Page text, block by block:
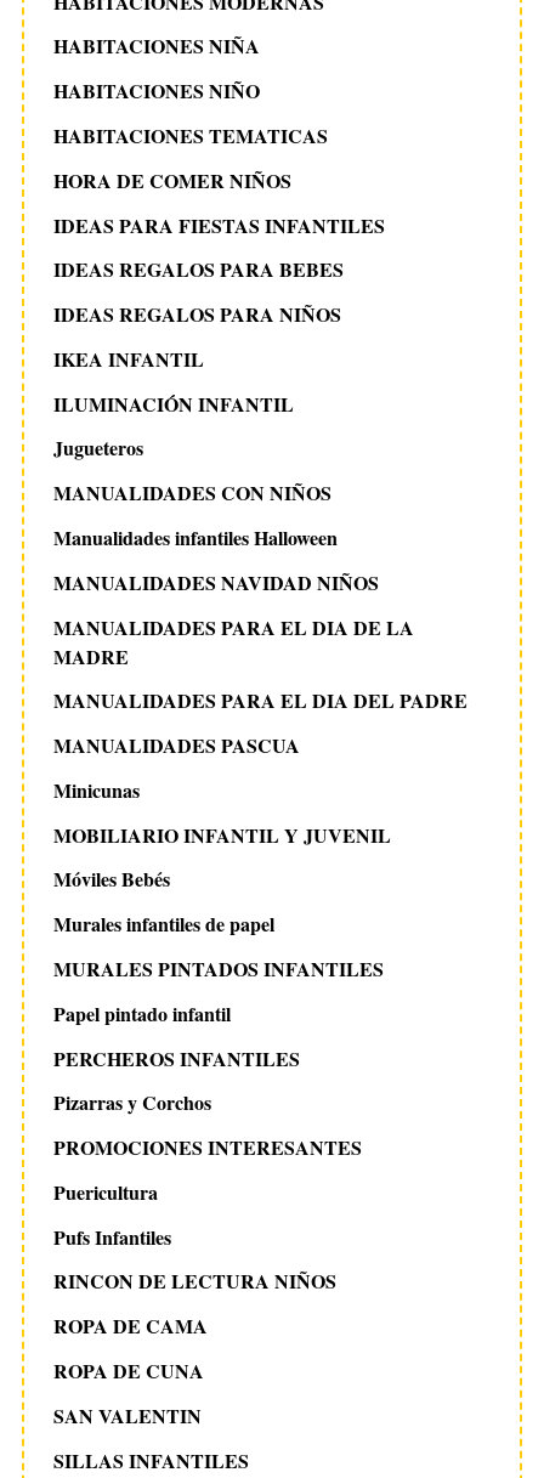
HABITACIONES NIÑA
HABITACIONES NIÑO
HABITACIONES TEMATICAS
HORA DE COMER NIÑOS
IDEAS PARA FIESTAS INFANTILES
IDEAS REGALOS PARA BEBES
IDEAS REGALOS PARA NIÑOS
IKEA INFANTIL
ILUMINACIÓN INFANTIL
Jugueteros
MANUALIDADES CON NIÑOS
Manualidades infantiles Halloween
MANUALIDADES NAVIDAD NIÑOS
MANUALIDADES PARA EL DIA DE LA
MADRE
MANUALIDADES PARA EL DIA DEL PADRE
MANUALIDADES PASCUA
Minicunas
MOBILIARIO INFANTIL Y JUVENIL
Móviles Bebés
Murales infantiles de papel
MURALES PINTADOS INFANTILES
Papel pintado infantil
PERCHEROS INFANTILES
Pizarras y Corchos
PROMOCIONES INTERESANTES
Puericultura
Pufs Infantiles
RINCON DE LECTURA NIÑOS
ROPA DE CAMA
ROPA DE CUNA
SAN VALENTIN
SILLAS INFANTILES